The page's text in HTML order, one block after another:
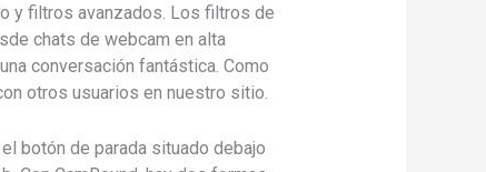
y filtros avanzados. Los filtros de
chats de webcam en alta
conversación fantástica. Como
otros usuarios en nuestro sitio.
botón de parada situado debajo